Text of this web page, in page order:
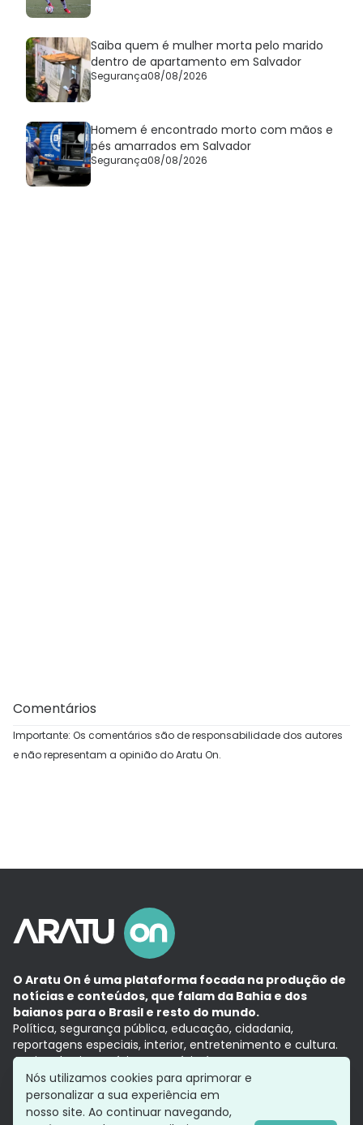
Saiba quem é mulher morta pelo marido
dentro de apartamento em Salvador
Segurança08/08/2026
Homem é encontrado morto com mãos e
pés amarrados em Salvador
Segurança08/08/2026
Comentários
Importante: Os comentários são de responsabilidade dos autores
e não representam a opinião do Aratu On.
O Aratu On é uma plataforma focada na produção de
notícias e conteúdos, que falam da Bahia e dos
baianos para o Brasil e resto do mundo.
Política, segurança pública, educação, cidadania,
reportagens especiais, interior, entretenimento e cultura.
Aqui, tudo vira notícia e a notícia é no tempo presente,
com a credibilidade do Grupo Aratu.
Grupo Aratu
Política de privacidade
Nós utilizamos cookies para aprimorar e
personalizar a sua experiência em
nosso site. Ao continuar navegando,